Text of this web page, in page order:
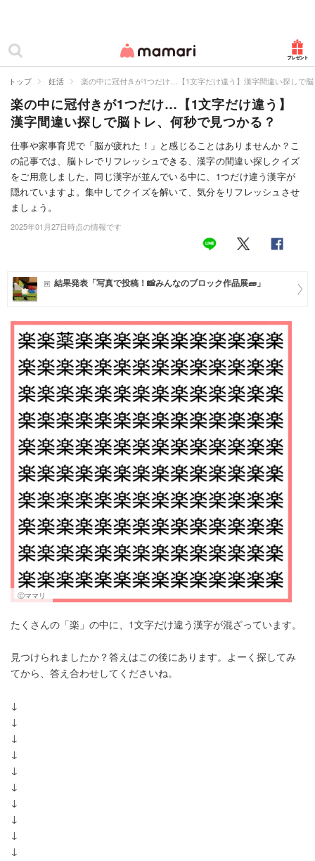
ママリ
カテゴリー一覧
妊娠
出産
赤ちゃん・育児
子育て・家族
病院
お仕事
マネー
トレンド・イベント
トップ 妊活 楽の中に冠付きが1つだけ…【1文字だけ違う】漢字間違い探しで
楽の中に冠付きが1つだけ…【1文字だけ違う】
漢字間違い探しで脳トレ、何秒で見つかる？
仕事や家事育児で「脳が疲れた！」と感じることはありませんか？こ
の記事では、脳トレでリフレッシュできる、漢字の間違い探しクイズ
をご用意しました。同じ漢字が並んでいる中に、1つだけ違う漢字が
隠れていますよ。集中してクイズを解いて、気分をリフレッシュさせ
ましょう。
2025年01月27日時点の情報です
結果発表「写真で投稿！📸みんなのブロック作品展🧱」
Ⓒママリ
たくさんの「楽」の中に、1文字だけ違う漢字が混ざっています。
見つけられましたか？答えはこの後にあります。よーく探してみ
てから、答え合わせしてくださいね。
↓
↓
↓
↓
↓
↓
↓
↓
↓
↓